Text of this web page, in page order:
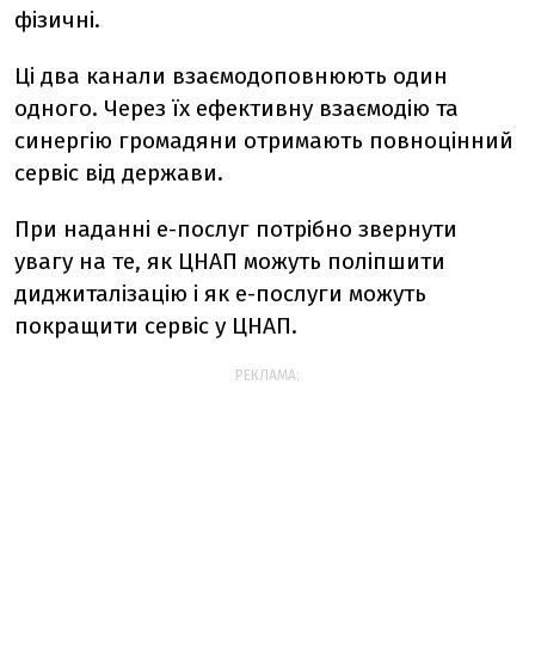
фізичні.
Ці два канали взаємодоповнюють один
одного. Через їх ефективну взаємодію та
синергію громадяни отримають повноцінний
сервіс від держави.
При наданні е-послуг потрібно звернути
увагу на те, як ЦНАП можуть поліпшити
диджиталізацію і як е-послуги можуть
покращити сервіс у ЦНАП.
РЕКЛАМА: